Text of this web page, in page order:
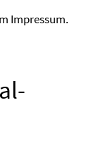
Impressum.